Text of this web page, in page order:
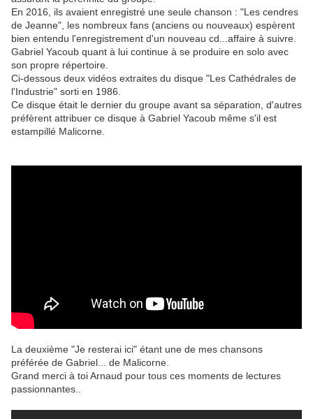
En 2016, ils avaient enregistré une seule chanson : "Les cendres
de Jeanne", les nombreux fans (anciens ou nouveaux) espèrent
bien entendu l'enregistrement d'un nouveau cd...affaire à suivre.
Gabriel Yacoub quant à lui continue à se produire en solo avec
son propre répertoire.
Ci-dessous deux vidéos extraites du disque "Les Cathédrales de
l'Industrie" sorti en 1986.
Ce disque était le dernier du groupe avant sa séparation, d'autres
préfèrent attribuer ce disque à Gabriel Yacoub même s'il est
estampillé Malicorne.
La deuxième "Je resterai ici" étant une de mes chansons
préférée de Gabriel... de Malicorne.
Grand merci à toi Arnaud pour tous ces moments de lectures
passionnantes..